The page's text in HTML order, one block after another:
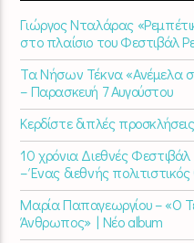
Γιώργος Νταλάρας
στο πλαίσιο του Φεστιβάλ
Τα Νήσων Τέκνα «Ανέμελα
– Παρασκευή 7 Αυγούστου
Κερδίστε διπλές
10 χρόνια Διεθνές
– Ένας διεθνής
Μαρία Παπαγεωργίου – «Ο
Άνθρωπος» | Νέο album